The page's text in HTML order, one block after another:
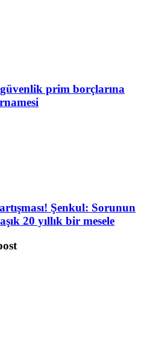
prim borçlarına
Şenkul: Sorunun
20 yıllık bir mesele